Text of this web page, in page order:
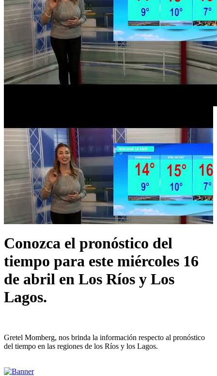
Conozca el pronóstico del
tiempo para este miércoles 16
de abril en Los Ríos y Los
Lagos.
Gretel Momberg, nos brinda la información respecto al pronóstico
del tiempo en las regiones de los Ríos y los Lagos.